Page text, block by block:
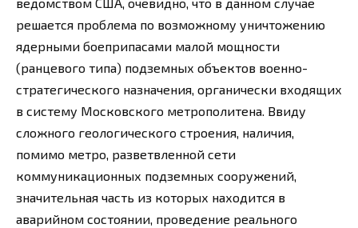
ведомством США, очевидно, что в данном случае
решается проблема по возможному уничтожению
ядерными боеприпасами малой мощности
(ранцевого типа) подземных объектов военно-
стратегического назначения, органически входящих
в систему Московского метрополитена. Ввиду
сложного геологического строения, наличия,
помимо метро, разветвленной сети
коммуникационных подземных сооружений,
значительная часть из которых находится в
аварийном состоянии, проведение реального